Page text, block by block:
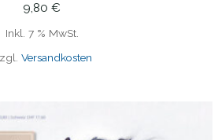
9,80 €
Inkl. 7 % MwSt.
Versandkosten